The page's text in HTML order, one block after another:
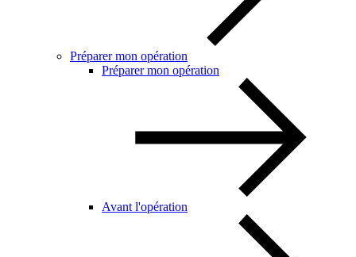
Préparer mon opération
Préparer mon opération
Avant l'opération